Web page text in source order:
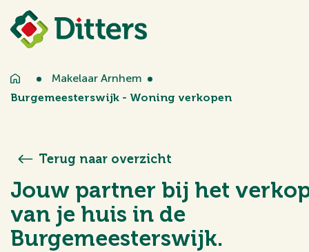
Makelaar Arnhem
Burgemeesterswijk - Woning verkopen
Jouw partner bij het
van je huis in de
Burgemeesterswijk.
Terug naar overzicht